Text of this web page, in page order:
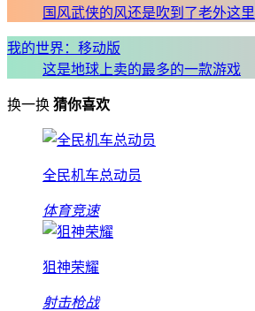
国风武侠的风还是吹到了老外这里
我的世界：移动版
这是地球上卖的最多的一款游戏
换一换 猜你喜欢
全民机车总动员
体育竞速
狙神荣耀
射击枪战